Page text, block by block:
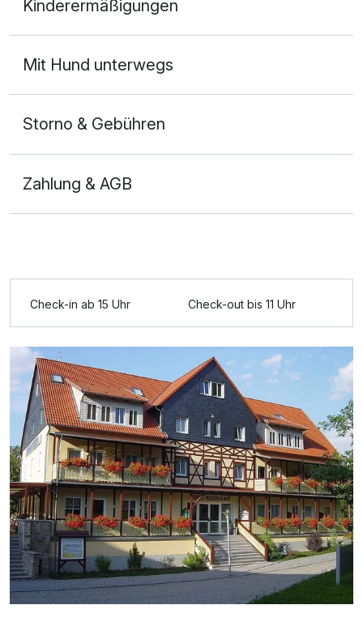
2 Erwachsene
Für 3 Tage p.P. ab 189,00 €
Doppelzimmer Komfort
2 Erwachsene
Ausstattung
Zusatznächte
Kinderermäßigungen
Mit Hund unterwegs
Storno & Gebühren
Zahlung & AGB
Check-in ab 15 Uhr Check-out bis 11 Uhr